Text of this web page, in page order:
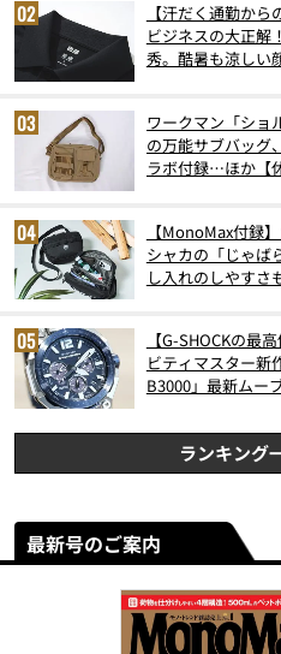
【汗だく通勤か
ビジネスの大正解
秀。酷暑も涼しい
ワークマン「ショ
の万能サブバッグ
ラボ付録…ほか【
【MonoMax付録
シャカの「じゃば
し入れのしやすさ
【G-SHOCKの最
ビティマスター新
B3000」最新ムー
ランキング
最新号のご案内